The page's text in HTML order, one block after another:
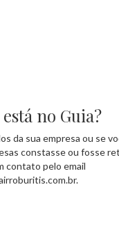
no Guia?
da sua empresa ou se
constasse ou fosse
contato pelo email